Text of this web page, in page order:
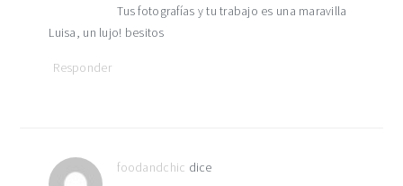
Tus fotografías y tu trabajo es una maravilla
Luisa, un lujo! besitos
Responder
foodandchic dice